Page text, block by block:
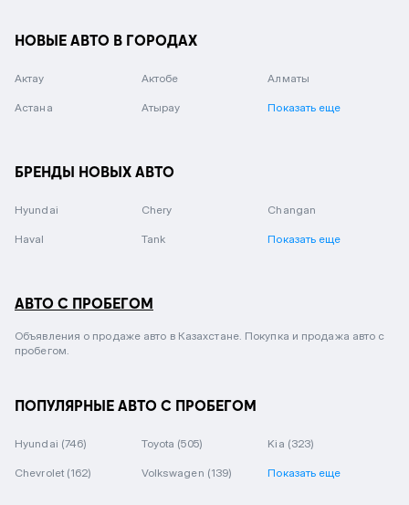
НОВЫЕ АВТО В ГОРОДАХ
Актау Актобе Алматы
Астана Атырау Показать еще
БРЕНДЫ НОВЫХ АВТО
Hyundai Chery Changan
Haval Tank Показать еще
АВТО С ПРОБЕГОМ
Объявления о продаже авто в Казахстане. Покупка и продажа авто с
пробегом.
ПОПУЛЯРНЫЕ АВТО С ПРОБЕГОМ
Hyundai (746) Toyota (505) Kia (323)
Chevrolet (162) Volkswagen (139) Показать еще